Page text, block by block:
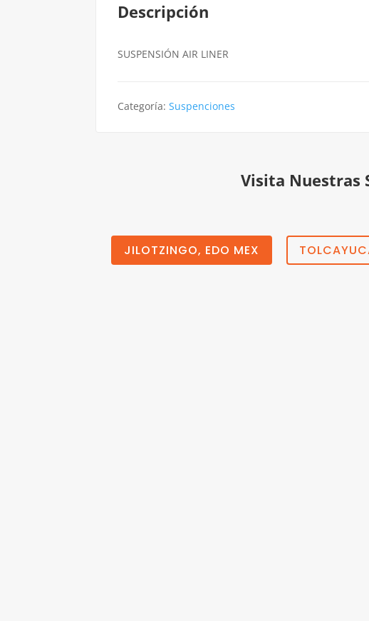
Descripción
SUSPENSIÓN AIR LINER
Categoría:Suspenciones
Visita Nuestras
JILOTZINGO, EDO MEX